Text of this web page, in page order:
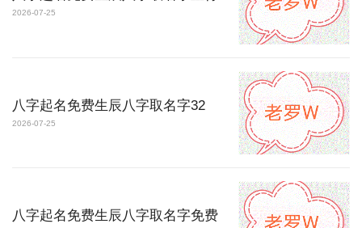
2026-07-25
八字起名免费生辰八字取名字32
2026-07-25
八字起名免费生辰八字取名字免费